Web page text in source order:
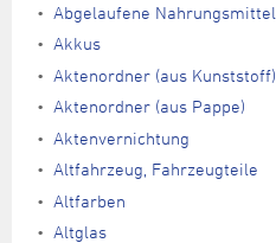
Abgelaufene Nahrungsmittel
Akkus
Aktenordner (aus Kunststoff)
Aktenordner (aus Pappe)
Aktenvernichtung
Altfahrzeug, Fahrzeugteile
Altfarben
Altglas